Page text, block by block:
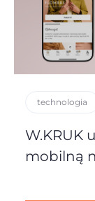
technologia
W.KRUK
mobilną